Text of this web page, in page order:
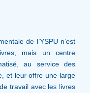
de l’YSPU n’est
mais un centre
au service des
et leur offre une large
travail avec les livres